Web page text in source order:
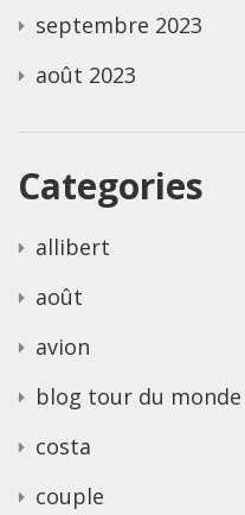
septembre 2023
août 2023
Categories
allibert
août
avion
blog tour du monde
costa
couple